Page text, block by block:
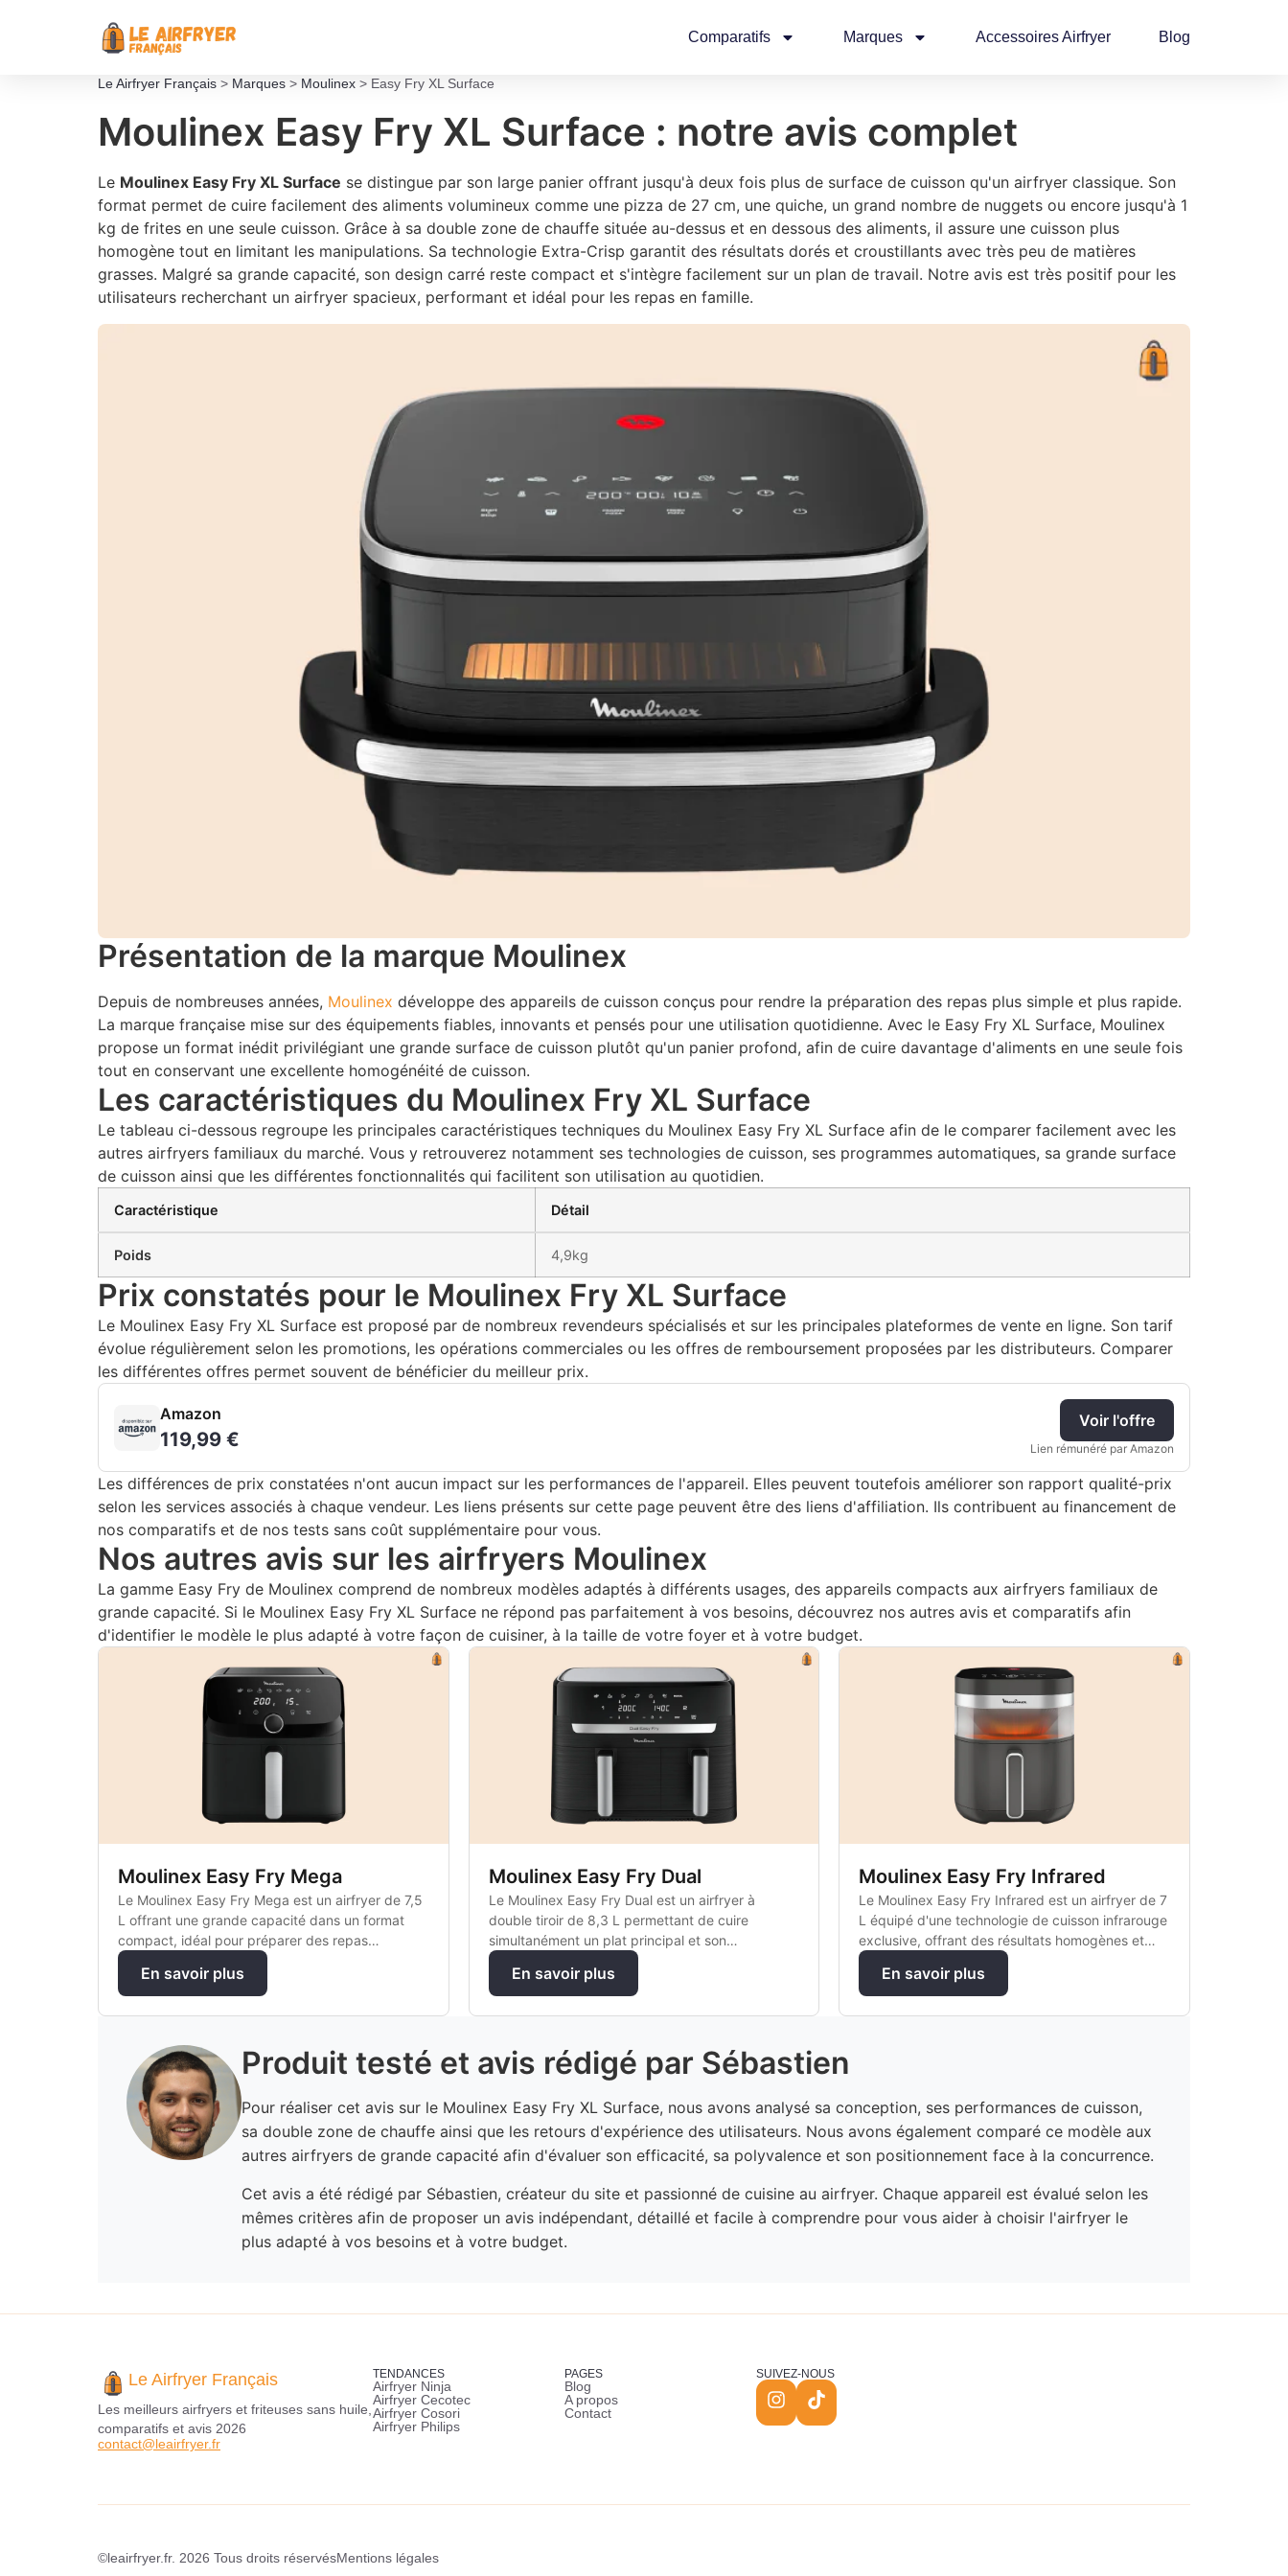
Comparatifs Marques Accessoires Airfryer Blog
Le Airfryer Français > Marques > Moulinex > Easy Fry XL Surface
Moulinex Easy Fry XL Surface : notre avis complet
Le Moulinex Easy Fry XL Surface se distingue par son large panier offrant jusqu'à deux fois plus de surface de cuisson qu'un airfryer classique. Son
format permet de cuire facilement des aliments volumineux comme une pizza de 27 cm, une quiche, un grand nombre de nuggets ou encore jusqu'à 1
kg de frites en une seule cuisson. Grâce à sa double zone de chauffe située au-dessus et en dessous des aliments, il assure une cuisson plus
homogène tout en limitant les manipulations. Sa technologie Extra-Crisp garantit des résultats dorés et croustillants avec très peu de matières
grasses. Malgré sa grande capacité, son design carré reste compact et s'intègre facilement sur un plan de travail. Notre avis est très positif pour les
utilisateurs recherchant un airfryer spacieux, performant et idéal pour les repas en famille.
Présentation de la marque Moulinex
Depuis de nombreuses années, Moulinex développe des appareils de cuisson conçus pour rendre la préparation des repas plus simple et plus rapide.
La marque française mise sur des équipements fiables, innovants et pensés pour une utilisation quotidienne. Avec le Easy Fry XL Surface, Moulinex
propose un format inédit privilégiant une grande surface de cuisson plutôt qu'un panier profond, afin de cuire davantage d'aliments en une seule fois
tout en conservant une excellente homogénéité de cuisson.
Les caractéristiques du Moulinex Fry XL Surface
Le tableau ci-dessous regroupe les principales caractéristiques techniques du Moulinex Easy Fry XL Surface afin de le comparer facilement avec les
autres airfryers familiaux du marché. Vous y retrouverez notamment ses technologies de cuisson, ses programmes automatiques, sa grande surface
de cuisson ainsi que les différentes fonctionnalités qui facilitent son utilisation au quotidien.
Caractéristique Détail
Poids 4,9kg
Prix constatés pour le Moulinex Fry XL Surface
Le Moulinex Easy Fry XL Surface est proposé par de nombreux revendeurs spécialisés et sur les principales plateformes de vente en ligne. Son tarif
évolue régulièrement selon les promotions, les opérations commerciales ou les offres de remboursement proposées par les distributeurs. Comparer
les différentes offres permet souvent de bénéficier du meilleur prix.
Amazon
119,99 €
Voir l'offre
Lien rémunéré par Amazon
Les différences de prix constatées n'ont aucun impact sur les performances de l'appareil. Elles peuvent toutefois améliorer son rapport qualité-prix
selon les services associés à chaque vendeur. Les liens présents sur cette page peuvent être des liens d'affiliation. Ils contribuent au financement de
nos comparatifs et de nos tests sans coût supplémentaire pour vous.
Nos autres avis sur les airfryers Moulinex
La gamme Easy Fry de Moulinex comprend de nombreux modèles adaptés à différents usages, des appareils compacts aux airfryers familiaux de
grande capacité. Si le Moulinex Easy Fry XL Surface ne répond pas parfaitement à vos besoins, découvrez nos autres avis et comparatifs afin
d'identifier le modèle le plus adapté à votre façon de cuisiner, à la taille de votre foyer et à votre budget.
Moulinex Easy Fry Mega
Le Moulinex Easy Fry Mega est un airfryer de 7,5
L offrant une grande capacité dans un format
compact, idéal pour préparer des repas
généreux pour toute la famille.
En savoir plus
Moulinex Easy Fry Dual
Le Moulinex Easy Fry Dual est un airfryer à
double tiroir de 8,3 L permettant de cuire
simultanément un plat principal et son
accompagnement pour préparer un repas
complet en une seule fois.
En savoir plus
Moulinex Easy Fry Infrared
Le Moulinex Easy Fry Infrared est un airfryer de 7
L équipé d'une technologie de cuisson infrarouge
exclusive, offrant des résultats homogènes et
croustillants sans avoir à secouer les aliments.
En savoir plus
Produit testé et avis rédigé par Sébastien
Pour réaliser cet avis sur le Moulinex Easy Fry XL Surface, nous avons analysé sa conception, ses performances de cuisson,
sa double zone de chauffe ainsi que les retours d'expérience des utilisateurs. Nous avons également comparé ce modèle aux
autres airfryers de grande capacité afin d'évaluer son efficacité, sa polyvalence et son positionnement face à la concurrence.
Cet avis a été rédigé par Sébastien, créateur du site et passionné de cuisine au airfryer. Chaque appareil est évalué selon les
mêmes critères afin de proposer un avis indépendant, détaillé et facile à comprendre pour vous aider à choisir l'airfryer le
plus adapté à vos besoins et à votre budget.
Le Airfryer Français
Les meilleurs airfryers et friteuses sans huile,
comparatifs et avis 2026
contact@leairfryer.fr
TENDANCES
Airfryer Ninja
Airfryer Cecotec
Airfryer Cosori
Airfryer Philips
PAGES
Blog
A propos
Contact
SUIVEZ-NOUS
©leairfryer.fr. 2026 Tous droits réservésMentions légales